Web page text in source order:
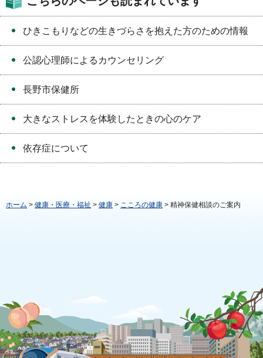
ひきこもりなどの生きづらさを抱えた方のための情報
公認心理師によるカウンセリング
長野市保健所
大きなストレスを体験したときの心のケア
依存症について
ホーム > 健康・医療・福祉 > 健康 > こころの健康 > 精神保健相談のご案内